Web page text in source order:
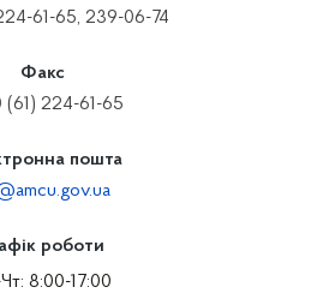
61-65, 239-06-74
Факс
(61) 224-61-65
пошта
роботи
Чт: 8:00-17:00